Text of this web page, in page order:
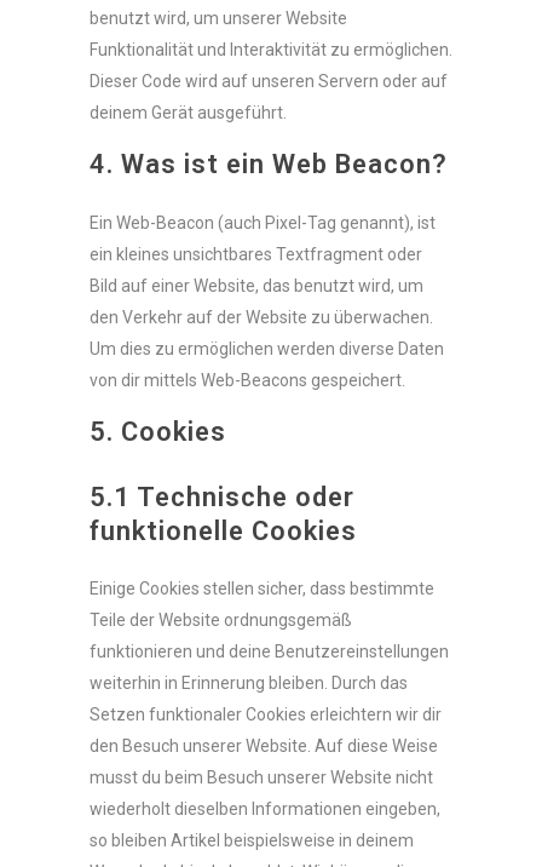
benutzt wird, um unserer Website
Funktionalität und Interaktivität zu ermöglichen.
Dieser Code wird auf unseren Servern oder auf
deinem Gerät ausgeführt.
4. Was ist ein Web Beacon?
Ein Web-Beacon (auch Pixel-Tag genannt), ist
ein kleines unsichtbares Textfragment oder
Bild auf einer Website, das benutzt wird, um
den Verkehr auf der Website zu überwachen.
Um dies zu ermöglichen werden diverse Daten
von dir mittels Web-Beacons gespeichert.
5. Cookies
5.1 Technische oder
funktionelle Cookies
Einige Cookies stellen sicher, dass bestimmte
Teile der Website ordnungsgemäß
funktionieren und deine Benutzereinstellungen
weiterhin in Erinnerung bleiben. Durch das
Setzen funktionaler Cookies erleichtern wir dir
den Besuch unserer Website. Auf diese Weise
musst du beim Besuch unserer Website nicht
wiederholt dieselben Informationen eingeben,
so bleiben Artikel beispielsweise in deinem